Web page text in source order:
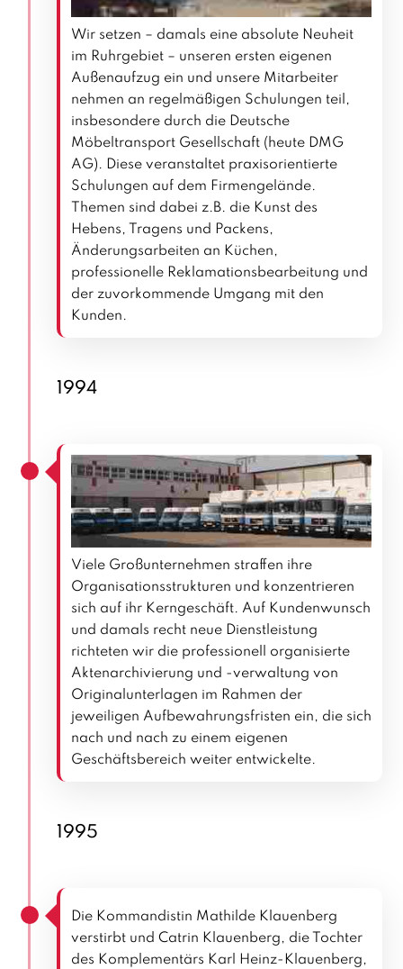
Wir setzen – damals eine absolute Neuheit
im Ruhrgebiet – unseren ersten eigenen
Außenaufzug ein und unsere Mitarbeiter
nehmen an regelmäßigen Schulungen teil,
insbesondere durch die Deutsche
Möbeltransport Gesellschaft (heute DMG
AG). Diese veranstaltet praxisorientierte
Schulungen auf dem Firmengelände.
Themen sind dabei z.B. die Kunst des
Hebens, Tragens und Packens,
Änderungsarbeiten an Küchen,
professionelle Reklamationsbearbeitung und
der zuvorkommende Umgang mit den
Kunden.
Viele Großunternehmen straffen ihre
Organisationsstrukturen und konzentrieren
sich auf ihr Kerngeschäft. Auf Kundenwunsch
und damals recht neue Dienstleistung
richteten wir die professionell organisierte
Aktenarchivierung und -verwaltung von
Originalunterlagen im Rahmen der
jeweiligen Aufbewahrungsfristen ein, die sich
nach und nach zu einem eigenen
Geschäftsbereich weiter entwickelte.
1994
1995
Die Kommandistin Mathilde Klauenberg
verstirbt und Catrin Klauenberg, die Tochter
des Komplementärs Karl Heinz-Klauenberg,